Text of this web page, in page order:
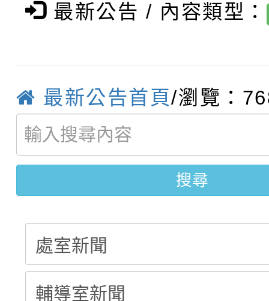
結果(第13招)
學年度第1學期第9次代
【甄選結果(第4招)】
結果(第4招)
學年度第1學期第7次
結果(第12招)
賽及師生本土語及新住
賽實施要點
轉知：「桃園市115學
比賽實施要點」
轉知：「115年金融知
轉知臺中市政府政風處
畫影片一案
最新公告 / 內容類型：
最新公告首頁/瀏覽：
搜尋